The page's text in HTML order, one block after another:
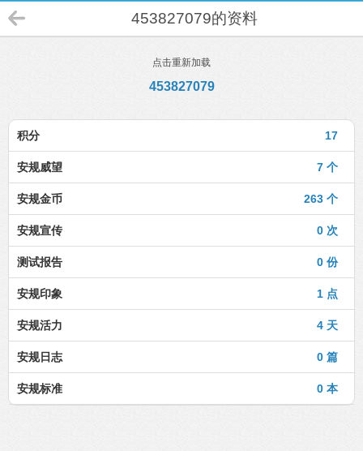
453827079的资料
点击重新加载
453827079
17
积分
7 个
安规威望
263 个
安规金币
0 次
安规宣传
0 份
测试报告
1 点
安规印象
4 天
安规活力
0 篇
安规日志
0 本
安规标准